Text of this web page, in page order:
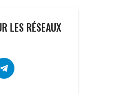
LES RÉSEAUX